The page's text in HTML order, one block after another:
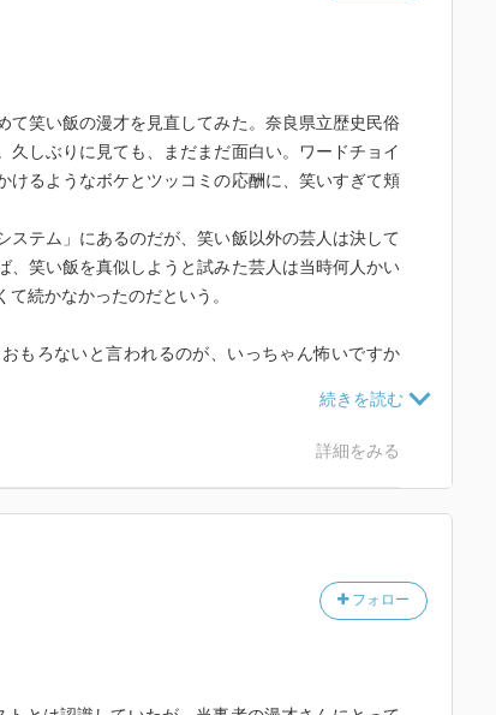
て笑い飯の漫才を見直してみた。奈良県立歴史民俗
しぶりに見ても、まだまだ面白い。ワードチョイ
けるようなボケとツッコミの応酬に、笑いすぎて頬
ステム」にあるのだが、笑い飯以外の芸人は決して
、笑い飯を真似しようと試みた芸人は当時何人かい
続かなかったのだという。
もろないと言われるのが、いっちゃん怖いですか
「笑い飯」であった。
あるならば、こちらはM-1のドキュメンタリー本
までの2010年に的を絞り、M-1という大舞台に人
人たちへのインタビューを交えながら丁寧にまとめ
詳細をみる
フォロー